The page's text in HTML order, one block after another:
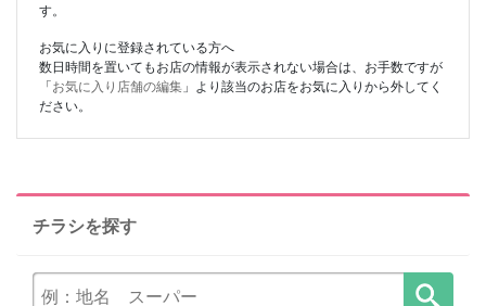
す。
お気に入りに登録されている方へ
数日時間を置いてもお店の情報が表示されない場合は、お手数ですが
「お気に入り店舗の編集 」より該当のお店をお気に入りから外してく
ださい。
チラシを探す